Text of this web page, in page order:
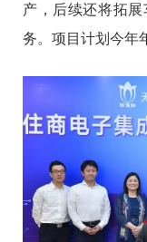
产，后续还将拓
务。项目计划今年